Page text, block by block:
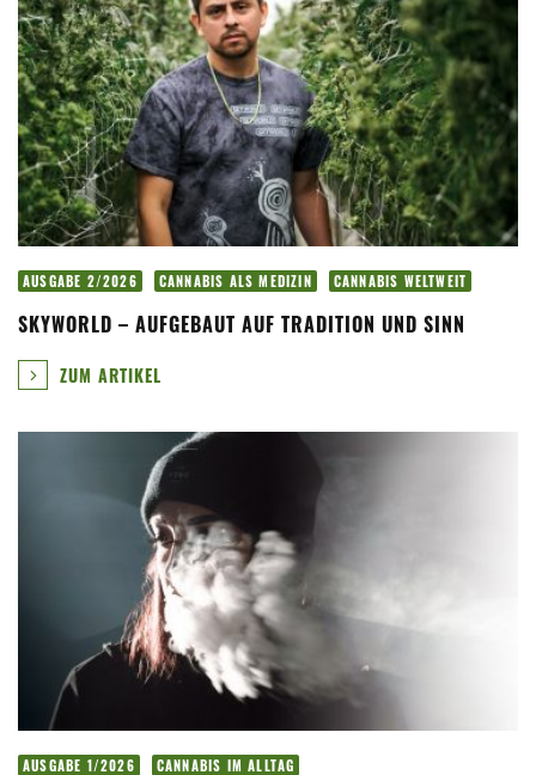
AUSGABE 2/2026 CANNABIS ALS MEDIZIN CANNABIS WELTWEIT
SKYWORLD – AUFGEBAUT AUF TRADITION UND SINN
ZUM ARTIKEL
AUSGABE 1/2026 CANNABIS IM ALLTAG